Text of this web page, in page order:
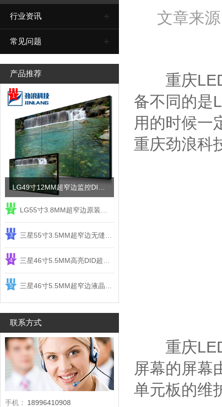
行业资讯
常见问题
产品推荐
1
2
3
4
5
联系方式
手机：
18996410908
文章来
重庆LED
备不同的是
用的时候一
重庆劲浪科
重庆LED
屏幕的屏幕
单元板的维